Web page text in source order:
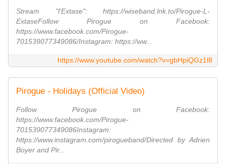
Stream "l'Extase": https://wiseband.lnk.to/Pirogue-L-
ExtaseFollow Pirogue on Facebook:
https://www.facebook.com/Pirogue-
701539077349086/Instagram: https://ww...
https://www.youtube.com/watch?v=gbHpiQGz1l8
Pirogue - Holidays (Official Video)
Follow Pirogue on Facebook:
https://www.facebook.com/Pirogue-
701539077349086Instagram:
https://www.instagram.com/pirogueband/Directed by Adrien
Boyer and Pir...